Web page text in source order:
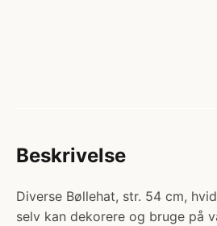
Beskrivelse
Diverse Bøllehat, str. 54 cm,
selv kan dekorere og bruge på